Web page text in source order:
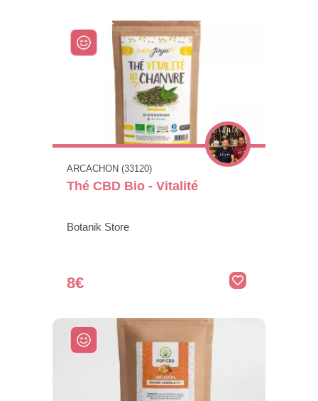
ARCACHON (33120)
Thé CBD Bio - Vitalité
Botanik Store
8€